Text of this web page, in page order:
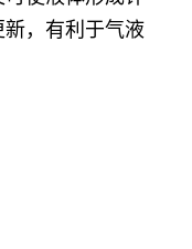
，有利于气液